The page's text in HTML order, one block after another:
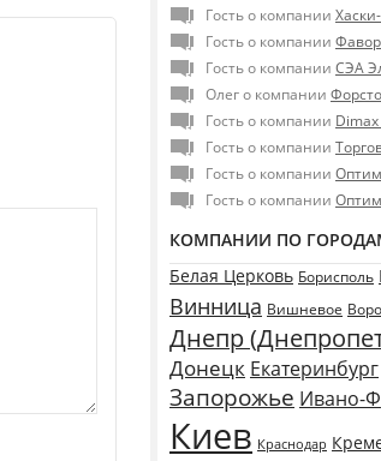
Гость о компании
Гость о компании
Гость о компании СЭА
Олег о компании
Гость о компании
Гость о компании
Гость о компании
Гость о компании
КОМПАНИИ ПО
Белая Церковь Борисполь
Винница Вишневое
Днепр
Донецк Екатеринбург
Запорожье Ивано-
Киев Краснодар